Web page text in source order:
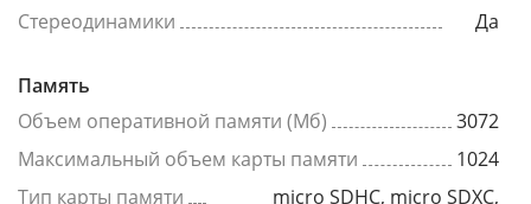
Стереодинамики
Да
Память
Объем оперативной памяти (Мб)
3072
Максимальный объем карты памяти
1024
Тип карты памяти
micro SDHC, micro SDXC,